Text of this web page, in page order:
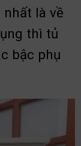
là về
thì tủ
bậc phụ